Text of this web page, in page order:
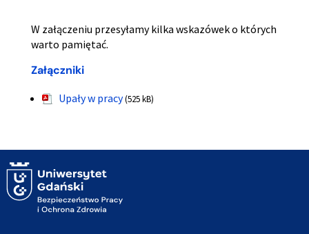
W załączeniu przesyłamy kilka wskazówek o których
warto pamiętać.
Załączniki
Upały w pracy (525 kB)